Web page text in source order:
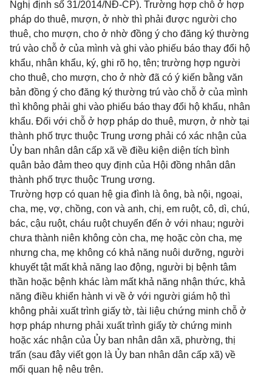
Nghị định số 31/2014/NĐ-CP). Trường hợp chỗ ở hợp
pháp do thuê, mượn, ở nhờ thì phải được người cho
thuê, cho mượn, cho ở nhờ đồng ý cho đăng ký thường
trú vào chỗ ở của mình và ghi vào phiếu báo thay đổi hộ
khẩu, nhân khẩu, ký, ghi rõ họ, tên; trường hợp người
cho thuê, cho mượn, cho ở nhờ đã có ý kiến bằng văn
bản đồng ý cho đăng ký thường trú vào chỗ ở của mình
thì không phải ghi vào phiếu báo thay đổi hộ khẩu, nhân
khẩu. Đối với chỗ ở hợp pháp do thuê, mượn, ở nhờ tại
thành phố trực thuộc Trung ương phải có xác nhận của
Ủy ban nhân dân cấp xã về điều kiện diện tích bình
quân bảo đảm theo quy định của Hội đồng nhân dân
thành phố trực thuộc Trung ương.
Trường hợp có quan hệ gia đình là ông, bà nội, ngoại,
cha, mẹ, vợ, chồng, con và anh, chị, em ruột, cô, dì, chú,
bác, cậu ruột, cháu ruột chuyển đến ở với nhau; người
chưa thành niên không còn cha, mẹ hoặc còn cha, mẹ
nhưng cha, mẹ không có khả năng nuôi dưỡng, người
khuyết tật mất khả năng lao động, người bị bệnh tâm
thần hoặc bệnh khác làm mất khả năng nhận thức, khả
năng điều khiển hành vi về ở với người giám hộ thì
không phải xuất trình giấy tờ, tài liệu chứng minh chỗ ở
hợp pháp nhưng phải xuất trình giấy tờ chứng minh
hoặc xác nhận của Ủy ban nhân dân xã, phường, thị
trấn (sau đây viết gọn là Ủy ban nhân dân cấp xã) về
mối quan hệ nêu trên.